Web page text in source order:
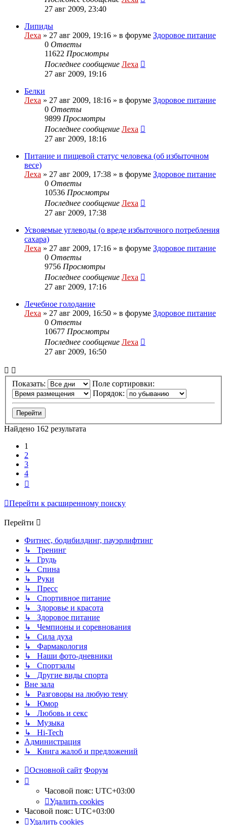
27 авг 2009, 23:40
Липиды
Леха » 27 авг 2009, 19:16 » в форуме Здоровое питание
0 Ответы
11622 Просмотры
Последнее сообщение Леха
27 авг 2009, 19:16
Белки
Леха » 27 авг 2009, 18:16 » в форуме Здоровое питание
0 Ответы
9899 Просмотры
Последнее сообщение Леха
27 авг 2009, 18:16
Питание и пищевой статус человека (об избыточном
весе)
Леха » 27 авг 2009, 17:38 » в форуме Здоровое питание
0 Ответы
10536 Просмотры
Последнее сообщение Леха
27 авг 2009, 17:38
Усвояемые углеводы (о вреде избыточного потребления
сахара)
Леха » 27 авг 2009, 17:16 » в форуме Здоровое питание
0 Ответы
9756 Просмотры
Последнее сообщение Леха
27 авг 2009, 17:16
Лечебное голодание
Леха » 27 авг 2009, 16:50 » в форуме Здоровое питание
0 Ответы
10677 Просмотры
Последнее сообщение Леха
27 авг 2009, 16:50
Показать:
Поле сортировки:
Порядок:
Найдено 162 результата
1
2
3
4
Перейти к расширенному поиску
Перейти
Фитнес, бодибилдинг, пауэрлифтинг
↳ Тренинг
↳ Грудь
↳ Спина
↳ Руки
↳ Пресс
↳ Спортивное питание
↳ Здоровье и красота
↳ Здоровое питание
↳ Чемпионы и соревнования
↳ Сила духа
↳ Фармакология
↳ Наши фото-дневники
↳ Спортзалы
↳ Другие виды спорта
Вне зала
↳ Разговоры на любую тему
↳ Юмор
↳ Любовь и секс
↳ Музыка
↳ Hi-Tech
Администрация
↳ Книга жалоб и предложений
Основной сайт Форум
Часовой пояс: UTC+03:00
Удалить cookies
Часовой пояс: UTC+03:00
Удалить cookies